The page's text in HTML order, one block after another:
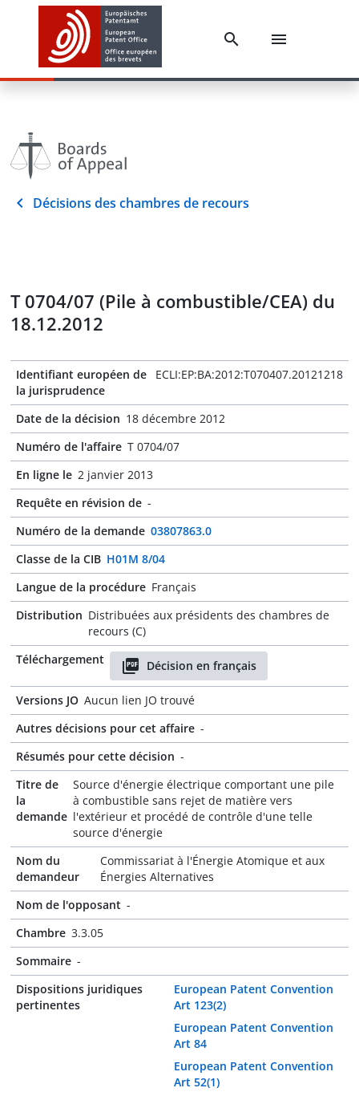
Décisions des chambres de recours
T 0704/07 (Pile à combustible/CEA) du
18.12.2012
Identifiant européen de
la jurisprudence
ECLI:EP:BA:2012:T070407.20121218
Date de la décision 18 décembre 2012
Numéro de l'affaire T 0704/07
En ligne le 2 janvier 2013
Requête en révision de -
Numéro de la demande 03807863.0
Classe de la CIB H01M 8/04
Langue de la procédure Français
Distribution Distribuées aux présidents des chambres de
recours (C)
Téléchargement
Décision en français
Versions JO Aucun lien JO trouvé
Autres décisions pour cet affaire -
Résumés pour cette décision -
Titre de
la
demande
Source d'énergie électrique comportant une pile
à combustible sans rejet de matière vers
l'extérieur et procédé de contrôle d'une telle
source d'énergie
Nom du
demandeur
Commissariat à l'Énergie Atomique et aux
Énergies Alternatives
Nom de l'opposant -
Chambre 3.3.05
Sommaire -
Dispositions juridiques
pertinentes
European Patent Convention
Art 123(2)
European Patent Convention
Art 84
European Patent Convention
Art 52(1)